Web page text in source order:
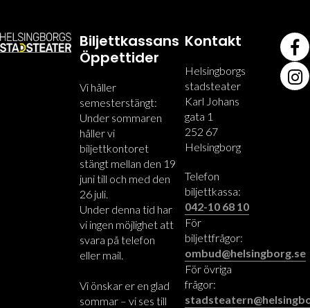
Biljettkassans
Öppettider
Vi håller
semesterstängt:
Under sommaren
håller vi
biljettkontoret
stängt mellan den 19
juni till och med den
26 juli.
Under denna tid har
vi ingen möjlighet att
svara på telefon
eller mail.
Vi önskar er en glad
sommar – vi ses till
Kontakt
Helsingborgs
stadsteater
Karl Johans
gata 1
252 67
Helsingborg
Telefon
biljettkassa:
042-10 68 10
För
biljettfrågor:
ombud@helsingborg.se
För övriga
frågor: